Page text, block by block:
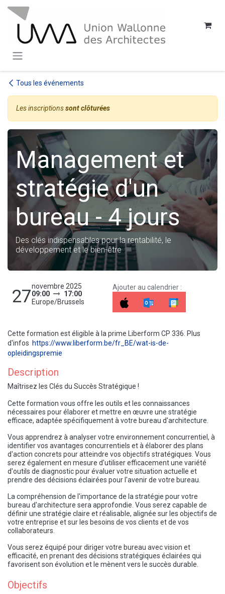
Tous les événements
Les inscriptionssont clôturées
Management et
stratégie d'un
bureau - 4 jours
Des clés indispensables pour la rentabilité, le
développement et le bien-être
27novembre 2025
09:00
17:00
Europe/Brussels
Ajouter au calendrier :
Cette formation est éligible à la prime Liberform CP 336. Plus
d'infos https://www.liberform.be/fr_BE/wat-is-de-
opleidingspremie
Description
Maîtrisez les Clés du Succès Stratégique !
Cette formation vous offre les outils et les connaissances
nécessaires pour élaborer et mettre en œuvre une stratégie
efficace, adaptée spécifiquement à votre bureau d'architecture.
Vous apprendrez à analyser votre environnement concurrentiel, à
identifier vos avantages concurrentiels et à élaborer des plans
d'action concrets pour atteindre vos objectifs stratégiques. Vous
serez également en mesure d'utiliser efficacement une variété
d'outils de diagnostic pour évaluer votre situation actuelle et
prendre des décisions éclairées pour l'avenir de votre bureau.
La compréhension de l'importance de la stratégie pour votre
bureau d'architecture sera approfondie. Vous serez capable de
définir une stratégie claire et réalisable, alignée sur les objectifs de
votre entreprise et sur les besoins de vos clients et de vos
collaborateurs.
Vous serez équipé pour diriger votre bureau avec vision et
efficacité, en prenant des décisions stratégiques éclairées qui
favorisent son évolution et le mènent vers le succès durable.
Objectifs